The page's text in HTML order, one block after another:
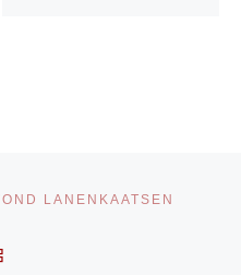
LANENKAATSEN